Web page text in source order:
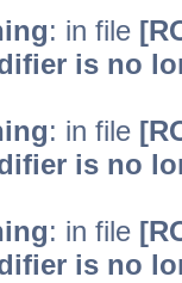
: in file
is no
: in file
is no
: in file
is no